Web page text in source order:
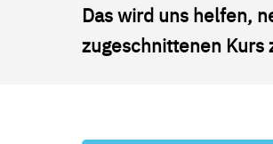
Das wird uns helfen,
zugeschnittenen Kurs